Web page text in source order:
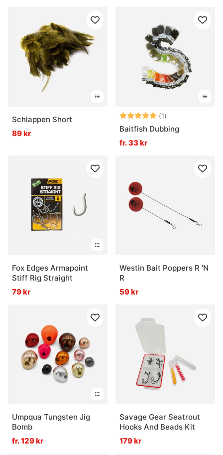
Schlappen Short
89 kr
Betyg: (1)
Baitfish Dubbing
fr. 33 kr
Fox Edges Armapoint
Stiff Rig Straight
79 kr
Westin Bait Poppers R 'N
R
59 kr
Umpqua Tungsten Jig
Bomb
fr. 129 kr
Savage Gear Seatrout
Hooks And Beads Kit
179 kr